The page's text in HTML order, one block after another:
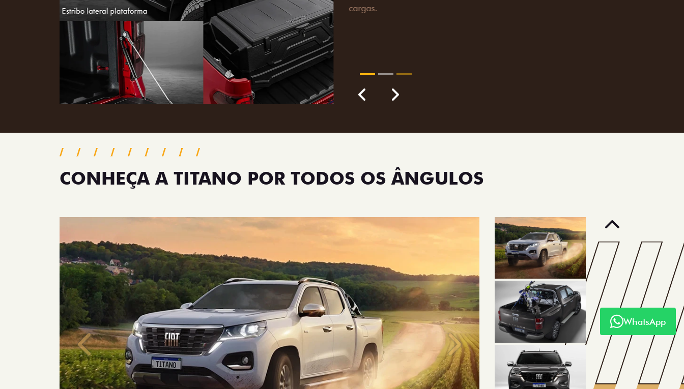
proteção extra para a carroceria e um visual ainda mais imponente
PreviousNext
CONHEÇA A TITANO POR TODOS OS ÂNGULOS
Anterior Próximo
Anterior
WhatsApp